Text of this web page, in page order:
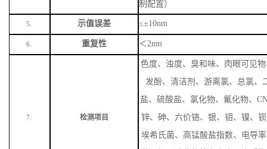
制配置）
5. 示值误差 ≤±10nm
6. 重复性 ＜2nm
7. 检测项目
色度、浊度、臭和味、肉眼可见物
发酚、清洁剂、游离氯、总氯、
盐、硫酸盐、氯化物、氟化物、
锌、砷、六价铬、银、钼、镍、
埃希氏菌、高锰酸盐指数、电导